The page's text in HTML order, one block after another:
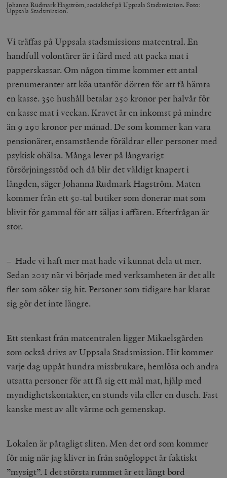
Johanna Rudmark Hagström, socialchef på Uppsala Stadsmission. Foto:
Uppsala Stadsmission.
Vi träffas på Uppsala stadsmissions matcentral. En
handfull volontärer är i färd med att packa mat i
papperskassar. Om någon timme kommer ett antal
prenumeranter att köa utanför dörren för att få hämta
en kasse. 350 hushåll betalar 250 kronor per halvår för
en kasse mat i veckan. Kravet är en inkomst på mindre
än 9 290 kronor per månad. De som kommer kan vara
pensionärer, ensamstående föräldrar eller personer med
psykisk ohälsa. Många lever på långvarigt
försörjningsstöd och då blir det väldigt knapert i
längden, säger Johanna Rudmark Hagström. Maten
kommer från ett 50-tal butiker som donerar mat som
blivit för gammal för att säljas i affären. Efterfrågan är
stor.
– Hade vi haft mer mat hade vi kunnat dela ut mer.
Sedan 2017 när vi började med verksamheten är det allt
fler som söker sig hit. Personer som tidigare har klarat
sig gör det inte längre.
Ett stenkast från matcentralen ligger Mikaelsgården
som också drivs av Uppsala Stadsmission. Hit kommer
varje dag uppåt hundra missbrukare, hemlösa och andra
utsatta personer för att få sig ett mål mat, hjälp med
myndighetskontakter, en stunds vila eller en dusch. Fast
kanske mest av allt värme och gemenskap.
Lokalen är påtagligt sliten. Men det ord som kommer
för mig när jag kliver in från snögloppet är faktiskt
”mysigt”. I det största rummet är ett långt bord